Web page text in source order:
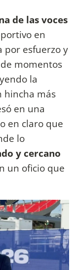
de las voces
en
por esfuerzo y
momentos
la
hincha más
en una
en claro que
lo
y cercano
un oficio que